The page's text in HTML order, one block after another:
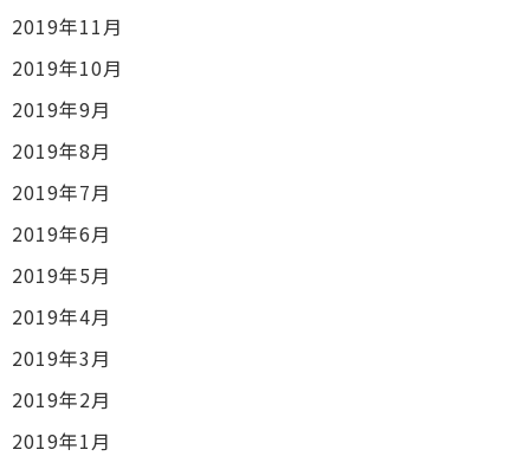
2019年11月
2019年10月
2019年9月
2019年8月
2019年7月
2019年6月
2019年5月
2019年4月
2019年3月
2019年2月
2019年1月